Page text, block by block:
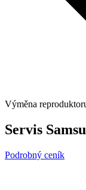
Výměna
Servis
Podrobný ceník